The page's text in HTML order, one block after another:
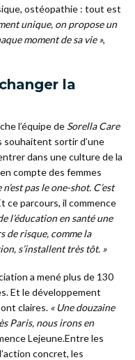
ostéopathie : tout est
unique, on propose un
moment de sa vie »,
la
l’équipe de Sorella Care
souhaitent sortir d’une
dans une culture de la
compte des femmes
pas le one-shot. C’est
ce parcours, il commence
l’éducation en santé une
de risque, comme la
s’installent très tôt. »
a mené plus de 130
Et le développement
claires. « Une douzaine
Paris, nous irons en
Lejeune.Entre les
concret, les